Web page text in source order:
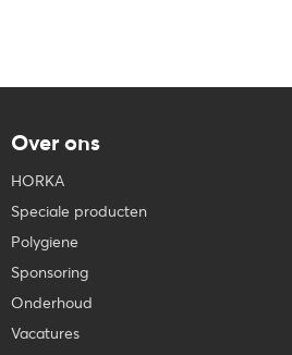
Over ons
HORKA
Speciale producten
Polygiene
Sponsoring
Onderhoud
Vacatures